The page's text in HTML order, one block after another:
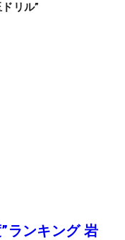
リル”
ランキング 岩